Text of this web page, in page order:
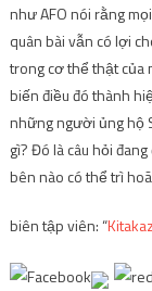
như AFO nói rằng
quân bài vẫn có lợi
trong cơ thể thật của
biến điều đó thành
những người ủng hộ
gì? Đó là câu hỏi
bên nào có thể trì
biên tập viên: “